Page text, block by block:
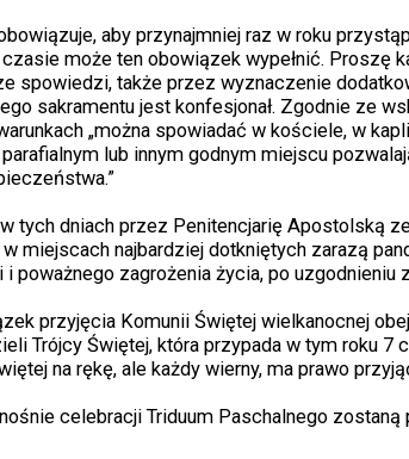
aby przynajmniej raz w roku
może ten obowiązek wypełnić. Proszę
spowiedzi, także przez wyznaczenie
sakramentu jest konfesjonał. Zgodnie ze
„można spowiadać w kościele, w
lub innym godnym miejscu
tych dniach przez Penitencjarię Apostolską
miejscach najbardziej dotkniętych zarazą
poważnego zagrożenia życia, po uzgodnieniu
przyjęcia Komunii Świętej wielkanocnej
Trójcy Świętej, która przypada w tym roku 7
na rękę, ale każdy wierny, ma prawo
celebracji Triduum Paschalnego